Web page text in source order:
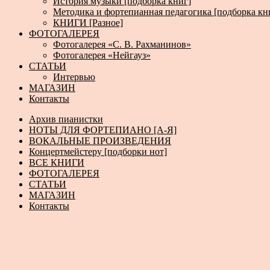
Методика и фортепианная педагогика [подборка
КНИГИ [Разное]
ФОТОГАЛЕРЕЯ
Фотогалерея «С. В. Рахманинов»
Фотогалерея «Нейгауз»
СТАТЬИ
Интервью
МАГАЗИН
Контакты
Архив пианистки
НОТЫ ДЛЯ ФОРТЕПИАНО [А-Я]
ВОКАЛЬНЫЕ ПРОИЗВЕДЕНИЯ
Концертмейстеру [подборки нот]
ВСЕ КНИГИ
ФОТОГАЛЕРЕЯ
СТАТЬИ
МАГАЗИН
Контакты